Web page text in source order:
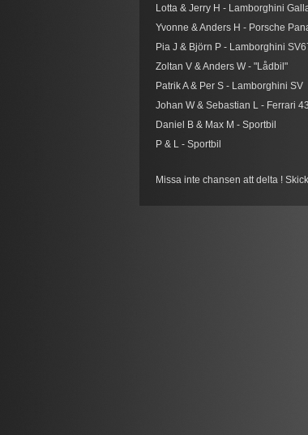
​​Lotta & Jerry H - Lamborghini
Yvonne & Anders H - Porsche
Pia J & Björn P - Lamborghini
Zoltan V & Anders W - "Lådbil"
Patrik A & Per S - Lamborghini SV
Johan W & Sebastian L - Ferrari
Daniel B & Max M - Sportbil
P & L - Sportbil
Missa inte chansen att delta !